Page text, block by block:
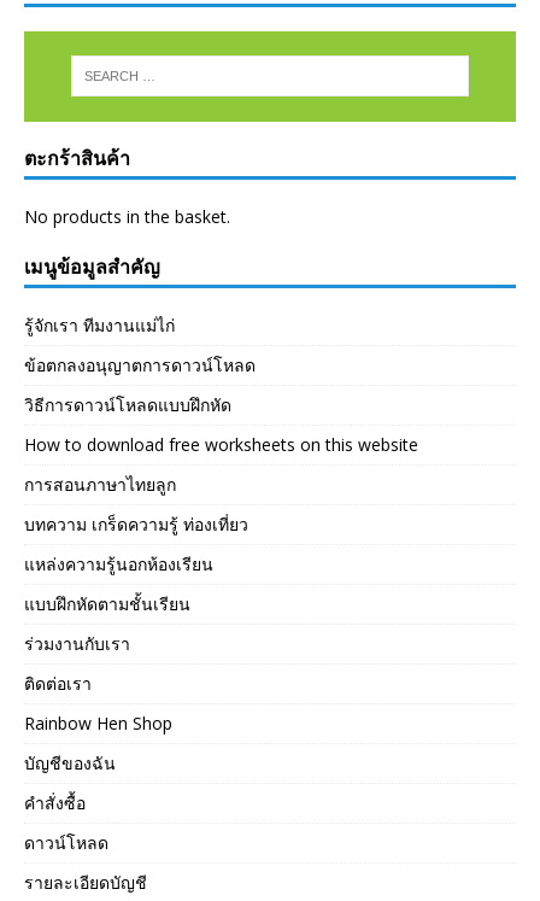
ตะกร้าสินค้า
No products in the basket.
เมนูข้อมูลสำคัญ
รู้จักเรา ทีมงานแม่ไก่
ข้อตกลงอนุญาตการดาวน์โหลด
วิธีการดาวน์โหลดแบบฝึกหัด
How to download free worksheets on this website
การสอนภาษาไทยลูก
บทความ เกร็ดความรู้ ท่องเที่ยว
แหล่งความรู้นอกห้องเรียน
แบบฝึกหัดตามชั้นเรียน
ร่วมงานกับเรา
ติดต่อเรา
Rainbow Hen Shop
บัญชีของฉัน
คำสั่งซื้อ
ดาวน์โหลด
รายละเอียดบัญชี